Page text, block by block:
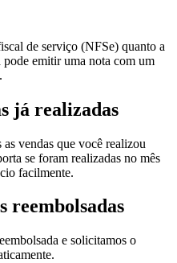
de serviço (NFSe) quanto a
emitir uma nota com um
já realizadas
vendas que você realizou
se foram realizadas no mês
facilmente.
reembolsadas
e solicitamos o